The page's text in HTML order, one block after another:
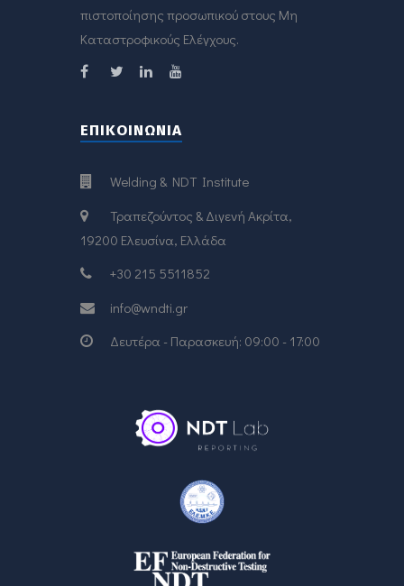
πιστοποίησης προσωπικού στους Μη
Καταστροφικούς Ελέγχους.
ΕΠΙΚΟΙΝΩΝΊΑ
Welding & NDT Institute
Τραπεζούντος & Διγενή Ακρίτα,
19200 Ελευσίνα, Ελλάδα
+30 215 5511852
info@wndti.gr
Δευτέρα - Παρασκευή: 09:00 - 17:00